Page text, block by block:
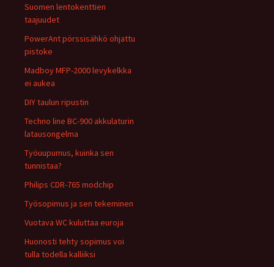
Suomen lentokenttien
taajuudet
PowerAnt pörssisähkö ohjattu
pistoke
Madboy MFP-2000 levykelkka
ei aukea
DIY taulun ripustin
Techno line BC-900 akkulaturin
latausongelma
Työuupumus, kuinka sen
tunnistaa?
Philips CDR-765 modchip
Työsopimus ja sen tekeminen
Vuotava WC kuluttaa euroja
Huonosti tehty sopimus voi
tulla todella kalliiksi